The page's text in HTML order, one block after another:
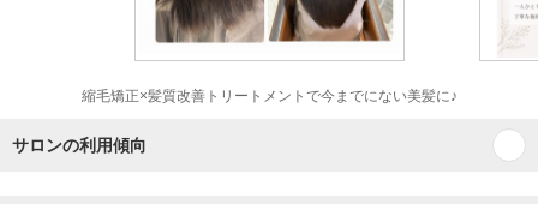
縮毛矯正×髪質改善トリートメントで今までにない美髪に♪
サロンの利用傾向